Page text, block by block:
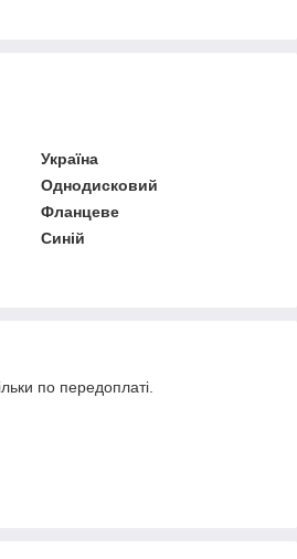
Україна
Однодисковий
Фланцеве
Синій
по передоплаті.